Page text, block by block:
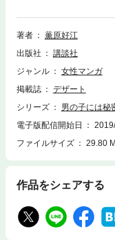
覚悟を決める迅。離れ離
ある秘密を抱えた孤独で
録。デザート＆THEデザ
著者
薫原好江
出版社
講談社
ジャンル
女性マンガ
掲載誌
デザート
シリーズ
男の子には秘
電子版配信開始日
ファイルサイズ
29.80
作品をシェアする